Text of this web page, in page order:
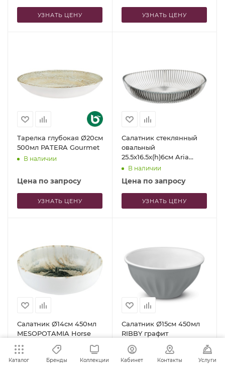
УЗНАТЬ ЦЕНУ УЗНАТЬ ЦЕНУ
Тарелка глубокая Ø20см
500мл PATERA Gourmet
В наличии
Цена по запросу
УЗНАТЬ ЦЕНУ
Салатник стеклянный
овальный
25.5x16.5x(h)6см Aria
прозрачный
В наличии
Цена по запросу
УЗНАТЬ ЦЕНУ
Салатник Ø14см 450мл
MESOPOTAMIA Horse
В наличии
Салатник Ø15см 450мл
RIBBY графит
В наличии
Каталог Бренды Коллекции Кабинет Контакты Услуги